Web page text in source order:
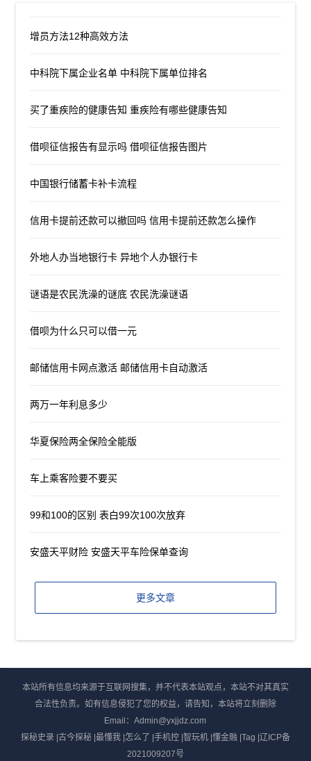
增员方法12种高效方法
中科院下属企业名单 中科院下属单位排名
买了重疾险的健康告知 重疾险有哪些健康告知
借呗征信报告有显示吗 借呗征信报告图片
中国银行储蓄卡补卡流程
信用卡提前还款可以撤回吗 信用卡提前还款怎么操作
外地人办当地银行卡 异地个人办银行卡
谜语是农民洗澡的谜底 农民洗澡谜语
借呗为什么只可以借一元
邮储信用卡网点激活 邮储信用卡自动激活
两万一年利息多少
华夏保险两全保险全能版
车上乘客险要不要买
99和100的区别 表白99次100次放弃
安盛天平财险 安盛天平车险保单查询
更多文章
本站所有信息均来源于互联网搜集，并不代表本站观点，本站不对其真实
合法性负责。如有信息侵犯了您的权益，请告知，本站将立刻删除
Email：Admin@yxjjdz.com
探秘史录|古今探秘|最懂我|怎么了 |手机控|智玩机|懂金融 |Tag |辽ICP备
2021009207号